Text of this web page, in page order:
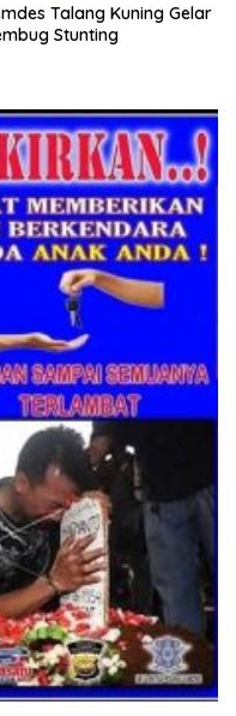
Talang Kuning Gelar
Stunting